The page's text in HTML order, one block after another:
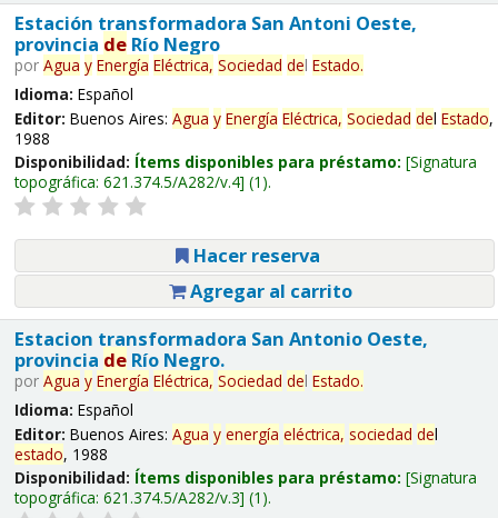
Estación transformadora San Antoni Oeste,
provincia deRío Negro
por Agua y Energía Eléctrica, Sociedad del Estado.
Idioma: Español
Editor: Buenos Aires: Agua y Energía Eléctrica, Sociedad del Estado,
1988
Disponibilidad: Ítems disponibles para préstamo: Signatura
topográfica: 621.374.5/A282/v.4 (1).
Hacer reserva
Agregar al carrito
Estacion transformadora San Antonio Oeste,
provincia deRío Negro.
por Agua y Energía Eléctrica, Sociedad del Estado.
Idioma: Español
Editor: Buenos Aires: Agua y energía eléctrica, sociedad del
estado, 1988
Disponibilidad: Ítems disponibles para préstamo: Signatura
topográfica: 621.374.5/A282/v.3 (1).